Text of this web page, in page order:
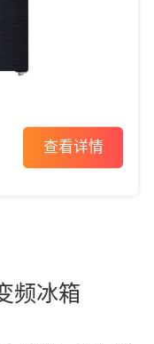
查看详情
频冰箱